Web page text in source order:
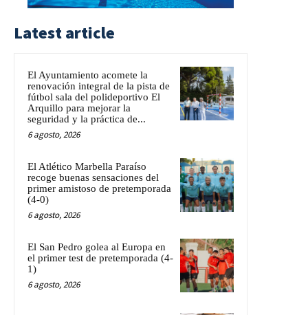
Latest article
El Ayuntamiento acomete la
renovación integral de la pista de
fútbol sala del polideportivo El
Arquillo para mejorar la
seguridad y la práctica de...
6 agosto, 2026
El Atlético Marbella Paraíso
recoge buenas sensaciones del
primer amistoso de pretemporada
(4-0)
6 agosto, 2026
El San Pedro golea al Europa en
el primer test de pretemporada (4-
1)
6 agosto, 2026